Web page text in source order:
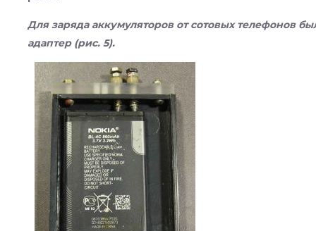
Для заряда аккумуляторов от сотовых телефонов
адаптер (рис. 5).